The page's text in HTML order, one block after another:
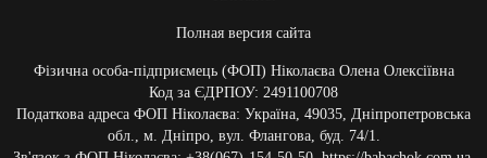
Полная версия сайта
Фізична особа-підприємець (ФОП) Ніколаєва Олена Олексіївна
Код за ЄДРПОУ: 2491100708
Податкова адреса ФОП Ніколаєва: Україна, 49035, Дніпропетровська
обл., м. Дніпро, вул. Флангова, буд. 74/1.